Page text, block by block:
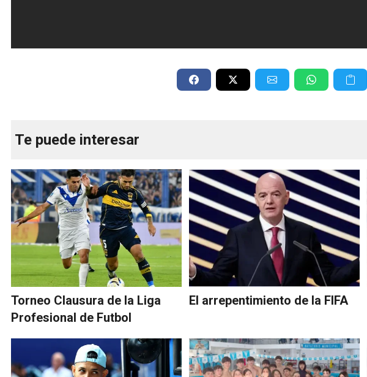
Te puede interesar
Torneo Clausura de la Liga
Profesional de Futbol
El arrepentimiento de la FIFA